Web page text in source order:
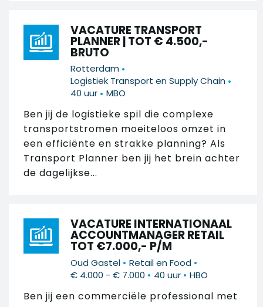
VACATURE TRANSPORT
PLANNER | TOT € 4.500,-
BRUTO
Rotterdam •
Logistiek Transport en Supply Chain •
40 uur • MBO
Ben jij de logistieke spil die complexe
transportstromen moeiteloos omzet in
een efficiënte en strakke planning? Als
Transport Planner ben jij het brein achter
de dagelijkse...
VACATURE INTERNATIONAAL
ACCOUNTMANAGER RETAIL
TOT €7.000,- P/M
Oud Gastel • Retail en Food •
€ 4.000 - € 7.000 • 40 uur • HBO
Ben jij een commerciële professional met